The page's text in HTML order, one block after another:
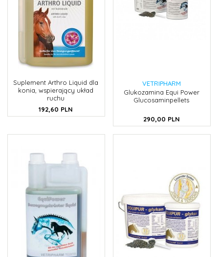
Suplement Arthro Liquid dla
konia, wspierający układ
ruchu
192,60 PLN
VETRIPHARM
Glukozamina Equi Power
Glucosaminpellets
290,00 PLN